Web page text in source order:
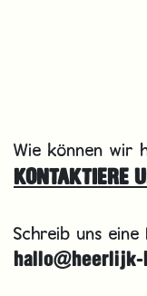
Wie können wir
KONTAKTIERE
Schreib uns
hallo@heerlijk-